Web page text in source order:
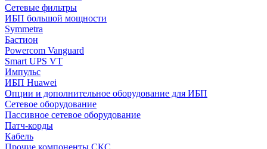
Сетевые фильтры
ИБП большой мощности
Symmetra
Бастион
Powercom Vanguard
Smart UPS VT
Импульс
ИБП Huawei
Опции и дополнительное оборудование для ИБП
Сетевое оборудование
Пассивное сетевое оборудование
Патч-корды
Кабель
Прочие компоненты СКС